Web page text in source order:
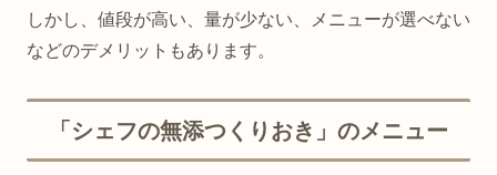
しかし、値段が高い、量が少ない、メニューが選べない
などのデメリットもあります。
「シェフの無添つくりおき」のメニュー